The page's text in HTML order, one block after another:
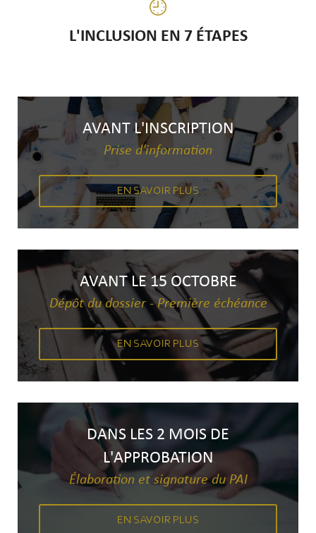
L'INCLUSION EN 7 ÉTAPES
AVANT L'INSCRIPTION
Prise d'information
EN SAVOIR PLUS
AVANT LE 15 OCTOBRE
Dépôt du dossier - Première échéance
EN SAVOIR PLUS
DANS LES 2 MOIS DE
L'APPROBATION
Élaboration et signature du PAI
EN SAVOIR PLUS